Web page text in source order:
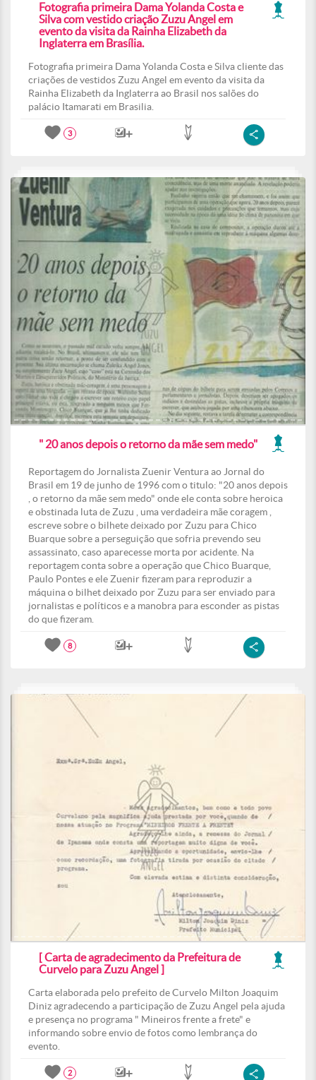
Fotografia primeira Dama Yolanda Costa e
Silva com vestido criação Zuzu Angel em
evento da visita da Rainha Elizabeth da
Inglaterra em Brasília.
Fotografia primeira Dama Yolanda Costa e Silva cliente das
criações de vestidos Zuzu Angel em evento da visita da
Rainha Elizabeth da Inglaterra ao Brasil nos salões do
palácio Itamarati em Brasilia.
3
" 20 anos depois o retorno da mãe sem medo"
Reportagem do Jornalista Zuenir Ventura ao Jornal do
Brasil em 19 de junho de 1996 com o titulo: "20 anos depois
, o retorno da mãe sem medo" onde ele conta sobre heroica
e obstinada luta de Zuzu , uma verdadeira mãe coragem ,
escreve sobre o bilhete deixado por Zuzu para Chico
Buarque sobre a perseguição que sofria prevendo seu
assassinato, caso aparecesse morta por acidente. Na
reportagem conta sobre a operação que Chico Buarque,
Paulo Pontes e ele Zuenir fizeram para reproduzir a
máquina o bilhet deixado por Zuzu para ser enviado para
jornalistas e políticos e a manobra para esconder as pistas
do que fizeram.
8
[ Carta de agradecimento da Prefeitura de
Curvelo para Zuzu Angel ]
Carta elaborada pelo prefeito de Curvelo Milton Joaquim
Diniz agradecendo a participação de Zuzu Angel pela ajuda
e presença no programa " Mineiros frente a frete" e
informando sobre envio de fotos como lembrança do
evento.
2